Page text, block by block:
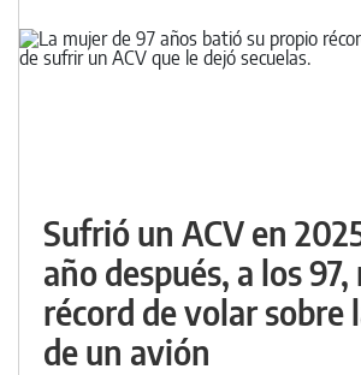
Sufrió un ACV en
año después, a los
récord de volar sobre
de un avión